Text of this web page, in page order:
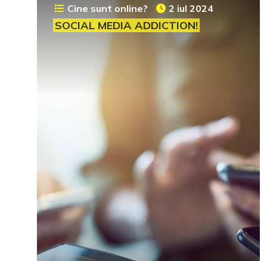
Cine sunt online? 2 iul 2024
SOCIAL MEDIA ADDICTION!